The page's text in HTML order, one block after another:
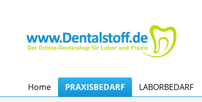
Home PRAXISBEDARF LABORBEDARF